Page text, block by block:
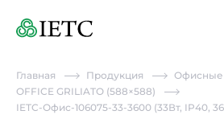
Главная Продукция
Офисные
OFFICE GRILIATO (588×588)
IETC-Офис-106075-33-3600 (33Вт, IP40,